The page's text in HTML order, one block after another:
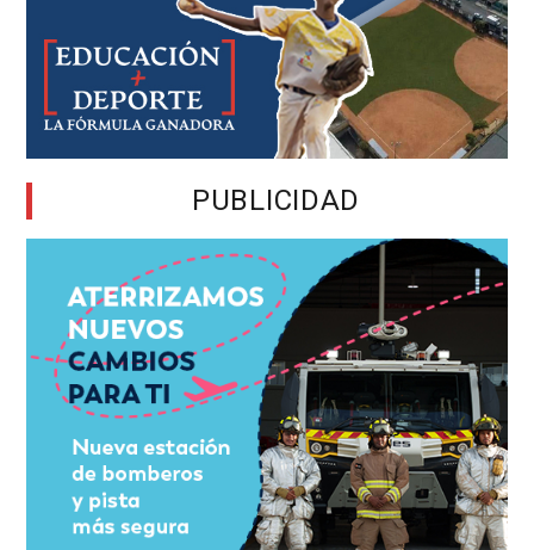
PUBLICIDAD